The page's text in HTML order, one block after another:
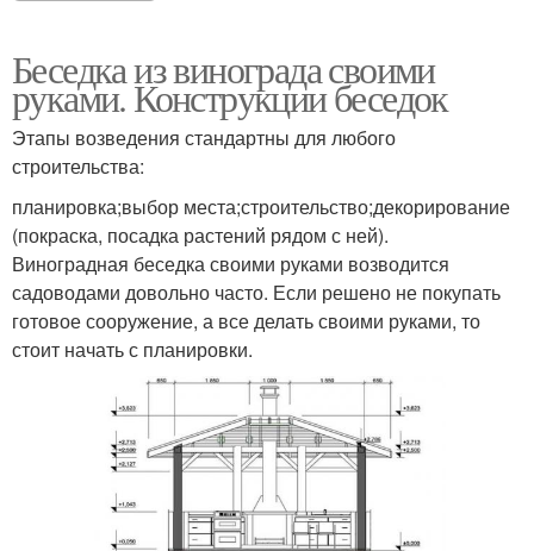
Беседка из винограда своими
руками. Конструкции беседок
Этапы возведения стандартны для любого
строительства:
планировка;выбор места;строительство;декорирование
(покраска, посадка растений рядом с ней).
Виноградная беседка своими руками возводится
садоводами довольно часто. Если решено не покупать
готовое сооружение, а все делать своими руками, то
стоит начать с планировки.